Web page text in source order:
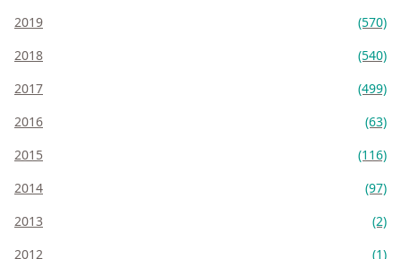
2019
(570)
2018
(540)
2017
(499)
2016
(63)
2015
(116)
2014
(97)
2013
(2)
2012
(1)